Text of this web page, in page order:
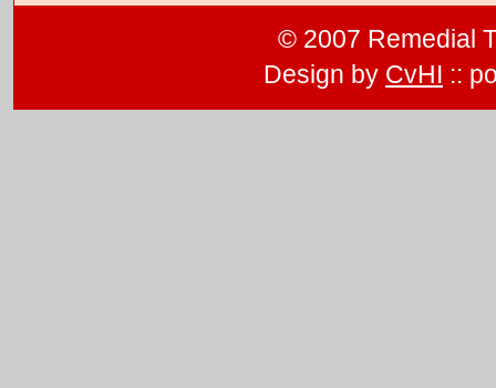
© 2007 Remedial
Design by CvHI ::